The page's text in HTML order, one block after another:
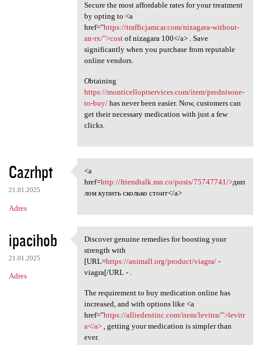
Secure the most affordable rates for your treatment
by opting to <a
href="https://trafficjamcar.com/nizagara-without-
an-rx/">costof nizagara 100</a> . Save
significantly when you purchase from reputable
online vendors.
Obtaining
https://monticelloptservices.com/item/prednisone-
to-buy/has never been easier. Now, customers can
get their necessary medication with just a few
clicks.
Cazrhpt
21.01.2025
Adres
<a href=http://friendtalk.mn
<a
href=http://friendtalk.mn.co/posts/75747741/>дип
лом купить сколько стоит</a>
ipacihob
21.01.2025
Adres
Discover genuine remedies for
Discover genuine remedies for boosting your
strength with
[URL=https://animall.org/product/viagra/-
viagra[/URL - .
The requirement to buy medication online has
increased, and with options like <a
href="https://alliedentinc.com/item/levitra/">levitr
a</a>, getting your medication is simpler than
ever.